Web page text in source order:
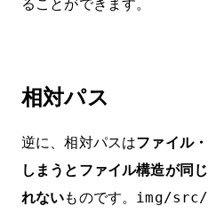
相対パス
逆に、相対パスはファイル
しまうとファイル構造が同
れないものです。 img/